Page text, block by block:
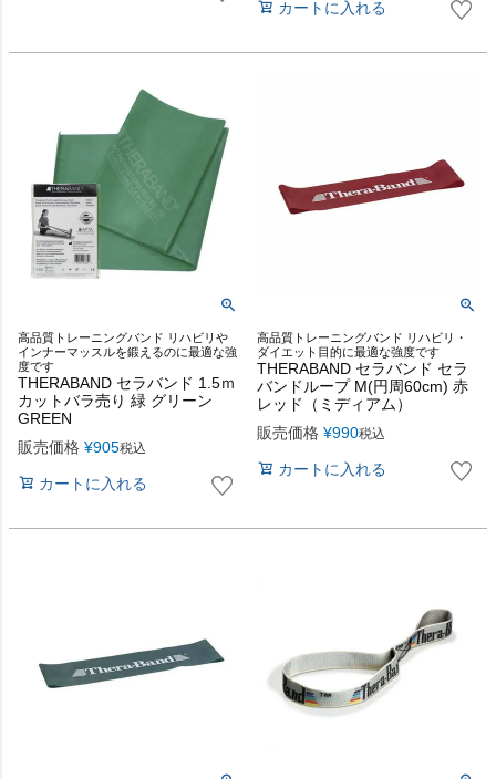
カートに入れる
高品質トレーニングバンド リハビリや
インナーマッスルを鍛えるのに最適な強
度です
THERABAND セラバンド 1.5ｍ
カットバラ売り 緑 グリーン
GREEN
販売価格 ¥905税込
カートに入れる
高品質トレーニングバンド リハビリ・
ダイエット目的に最適な強度です
THERABAND セラバンド セラ
バンドループ M(円周60cm) 赤
レッド（ミディアム）
販売価格 ¥990税込
カートに入れる